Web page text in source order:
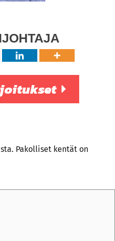
Pakolliset kentät on